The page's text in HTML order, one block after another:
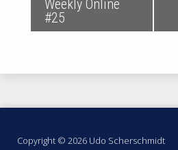
a
Weekly Online
#25
Footermenü
Copyright © 2026 Udo Scherschmidt